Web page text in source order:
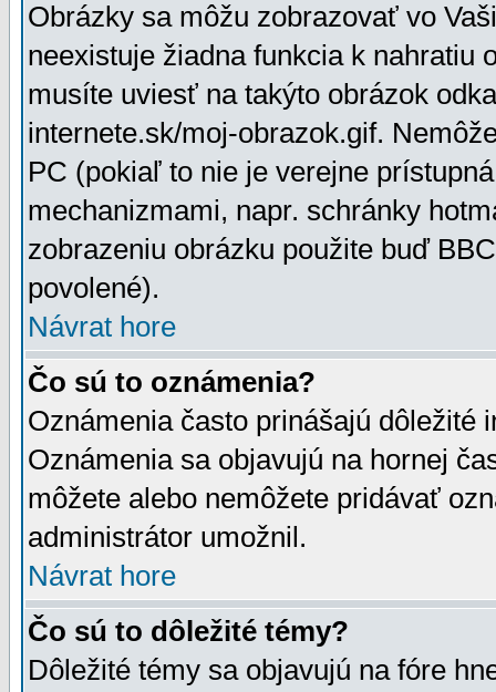
Obrázky sa môžu zobrazovať vo
neexistuje žiadna funkcia k nahratiu
musíte uviesť na takýto obrázok
internete.sk/moj-obrazok.gif.
PC (pokiaľ to nie je verejne
mechanizmami, napr. schránky
zobrazeniu obrázku použite buď
povolené).
Návrat hore
Čo sú to oznámenia?
Oznámenia často prinášajú dôležité
Oznámenia sa objavujú na hornej
môžete alebo nemôžete pridávať
administrátor umožnil.
Návrat hore
Čo sú to dôležité témy?
Dôležité témy sa objavujú na fóre